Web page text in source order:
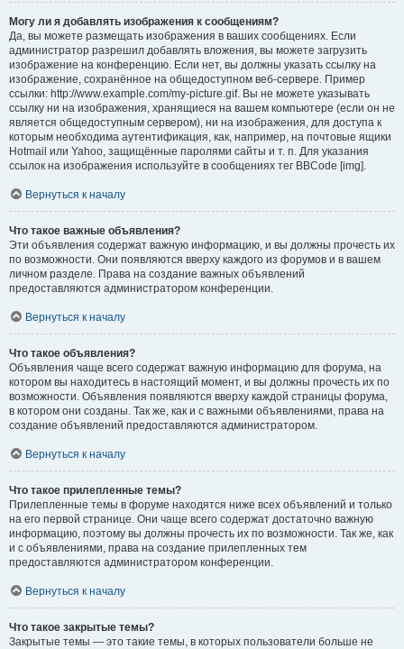
Могу ли я добавлять изображения к сообщениям?
Да, вы можете размещать изображения в ваших сообщениях. Если
администратор разрешил добавлять вложения, вы можете загрузить
изображение на конференцию. Если нет, вы должны указать ссылку на
изображение, сохранённое на общедоступном веб-сервере. Пример
ссылки: http://www.example.com/my-picture.gif. Вы не можете указывать
ссылку ни на изображения, хранящиеся на вашем компьютере (если он не
является общедоступным сервером), ни на изображения, для доступа к
которым необходима аутентификация, как, например, на почтовые ящики
Hotmail или Yahoo, защищённые паролями сайты и т. п. Для указания
ссылок на изображения используйте в сообщениях тег BBCode [img].
Вернуться к началу
Что такое важные объявления?
Эти объявления содержат важную информацию, и вы должны прочесть их
по возможности. Они появляются вверху каждого из форумов и в вашем
личном разделе. Права на создание важных объявлений
предоставляются администратором конференции.
Вернуться к началу
Что такое объявления?
Объявления чаще всего содержат важную информацию для форума, на
котором вы находитесь в настоящий момент, и вы должны прочесть их по
возможности. Объявления появляются вверху каждой страницы форума,
в котором они созданы. Так же, как и с важными объявлениями, права на
создание объявлений предоставляются администратором.
Вернуться к началу
Что такое прилепленные темы?
Прилепленные темы в форуме находятся ниже всех объявлений и только
на его первой странице. Они чаще всего содержат достаточно важную
информацию, поэтому вы должны прочесть их по возможности. Так же, как
и с объявлениями, права на создание прилепленных тем
предоставляются администратором конференции.
Вернуться к началу
Что такое закрытые темы?
Закрытые темы — это такие темы, в которых пользователи больше не